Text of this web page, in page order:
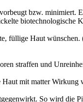
bzw. minimiert.
biotechnologische
füllige Haut
straffen und
mit matter Wirkung
So wird die